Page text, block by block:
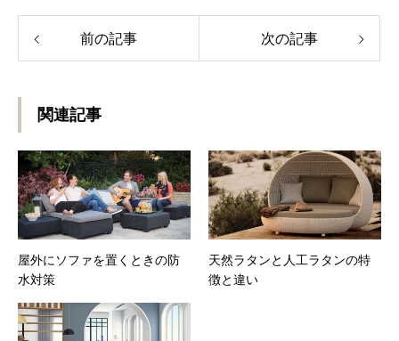
前の記事 次の記事
関連記事
屋外にソファを置くときの防
水対策
天然ラタンと人工ラタンの特
徴と違い